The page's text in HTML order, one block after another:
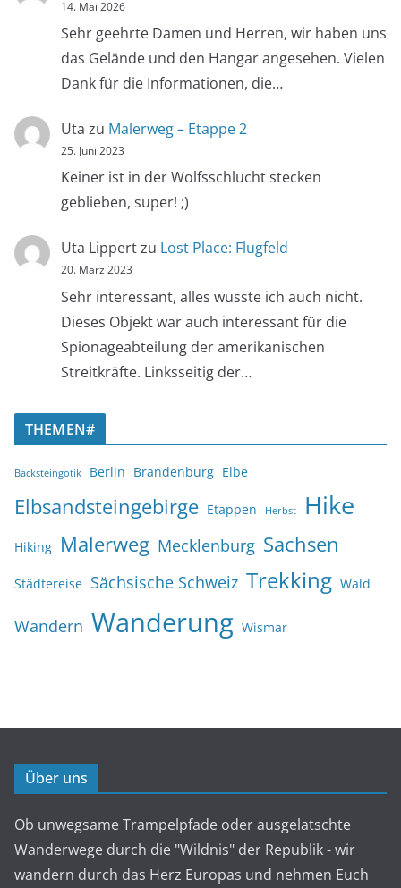
14. Mai 2026
Sehr geehrte Damen und Herren, wir haben uns
das Gelände und den Hangar angesehen. Vielen
Dank für die Informationen, die…
Uta zu Malerweg – Etappe 2
25. Juni 2023
Keiner ist in der Wolfsschlucht stecken
geblieben, super! ;)
Uta Lippertzu Lost Place: Flugfeld
20. März 2023
Sehr interessant, alles wusste ich auch nicht.
Dieses Objekt war auch interessant für die
Spionageabteilung der amerikanischen
Streitkräfte. Linksseitig der…
THEMEN#
Backsteingotik Berlin Brandenburg Elbe
Elbsandsteingebirge Etappen Herbst Hike
Hiking Malerweg Mecklenburg Sachsen
Städtereise Sächsische Schweiz Trekking Wald
Wandern Wanderung Wismar
Über uns
Ob unwegsame Trampelpfade oder ausgelatschte
Wanderwege durch die "Wildnis" der Republik - wir
wandern durch das Herz Europas und nehmen Euch